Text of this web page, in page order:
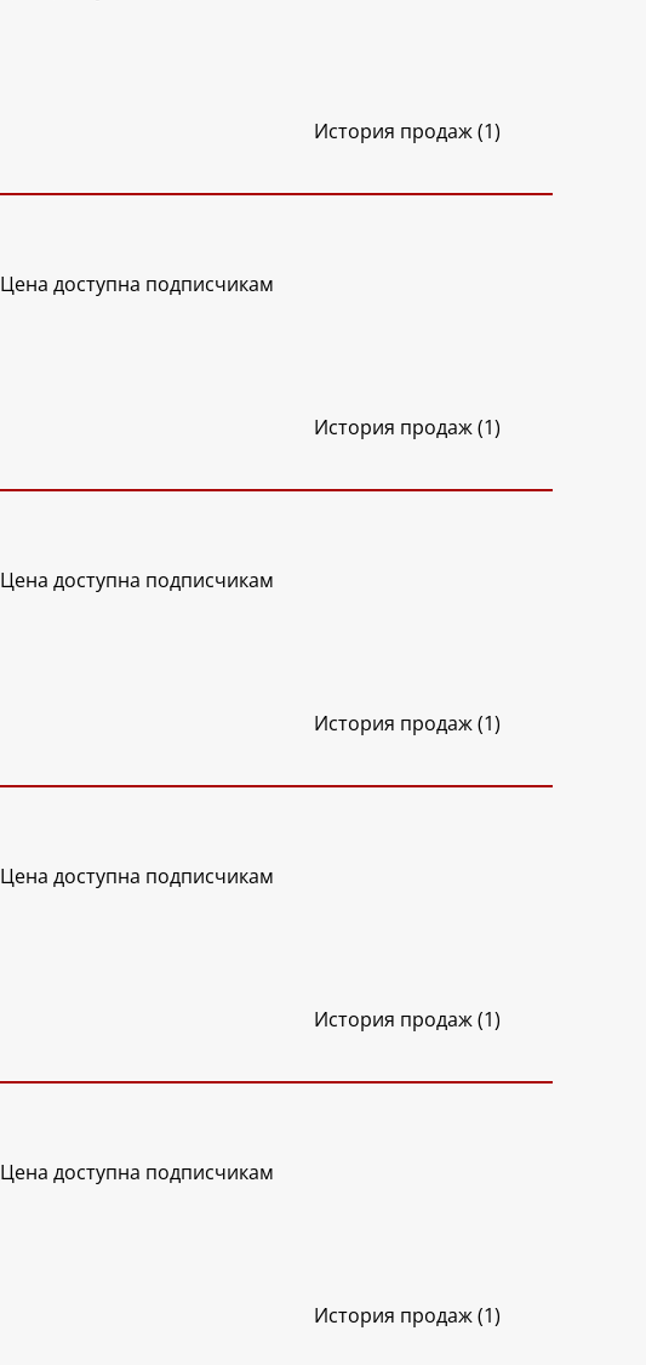
История продаж (1)
Цена доступна подписчикам
История продаж (1)
Цена доступна подписчикам
История продаж (1)
Цена доступна подписчикам
История продаж (1)
Цена доступна подписчикам
История продаж (1)